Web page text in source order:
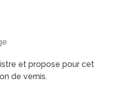
et propose pour cet
de vernis.